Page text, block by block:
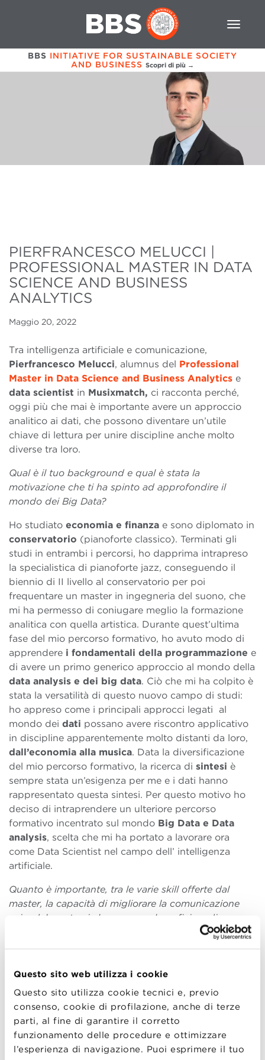
Questo sito web utilizza i cookie
Questo sito utilizza cookie tecnici e, previo
consenso, cookie di profilazione, anche di terze
parti, al fine di garantire il corretto
funzionamento delle procedure e ottimizzare
l’esperienza di navigazione. Puoi esprimere il tuo
BBS INITIATIVE FOR SUSTAINABLE SOCIETY
AND BUSINESS Scopri di più →
PIERFRANCESCO MELUCCI |
PROFESSIONAL MASTER IN DATA
SCIENCE AND BUSINESS
ANALYTICS
Maggio 20, 2022
Tra intelligenza artificiale e comunicazione,
Pierfrancesco Melucci, alumnus del Professional
Master in Data Science and Business Analytics e
data scientist in Musixmatch, ci racconta perché,
oggi più che mai è importante avere un approccio
analitico ai dati, che possono diventare un’utile
chiave di lettura per unire discipline anche molto
diverse tra loro.
Qual è il tuo background e qual è stata la
motivazione che ti ha spinto ad approfondire il
mondo dei Big Data?
Ho studiato economia e finanza e sono diplomato in
conservatorio (pianoforte classico). Terminati gli
studi in entrambi i percorsi, ho dapprima intrapreso
la specialistica di pianoforte jazz, conseguendo il
biennio di II livello al conservatorio per poi
frequentare un master in ingegneria del suono, che
mi ha permesso di coniugare meglio la formazione
analitica con quella artistica. Durante quest’ultima
fase del mio percorso formativo, ho avuto modo di
apprendere i fondamentali della programmazione e
di avere un primo generico approccio al mondo della
data analysis e dei big data. Ciò che mi ha colpito è
stata la versatilità di questo nuovo campo di studi:
ho appreso come i principali approcci legati al
mondo dei dati possano avere riscontro applicativo
in discipline apparentemente molto distanti da loro,
dall’economia alla musica. Data la diversificazione
del mio percorso formativo, la ricerca di sintesi è
sempre stata un’esigenza per me e i dati hanno
rappresentato questa sintesi. Per questo motivo ho
deciso di intraprendere un ulteriore percorso
formativo incentrato sul mondo Big Data e Data
analysis, scelta che mi ha portato a lavorare ora
come Data Scientist nel campo dell’ intelligenza
artificiale.
Quanto è importante, tra le varie skill offerte dal
master, la capacità di migliorare la comunicazione
aziendale su temi che possono beneficiare di
un’accurata analisi dei dati e quanto la possibilità di
rendere facilmente fruibili ai colleghi i risultati del
più centrale all’interno diteamcomposti da
competenze trasversali. Per la mia esperienza
lavorativa è stato ed è tutt’ora fondamentale riuscire
ad esporre con chiarezza ed efficacia problemi di
natura tecnica all’interno di un team che ha come